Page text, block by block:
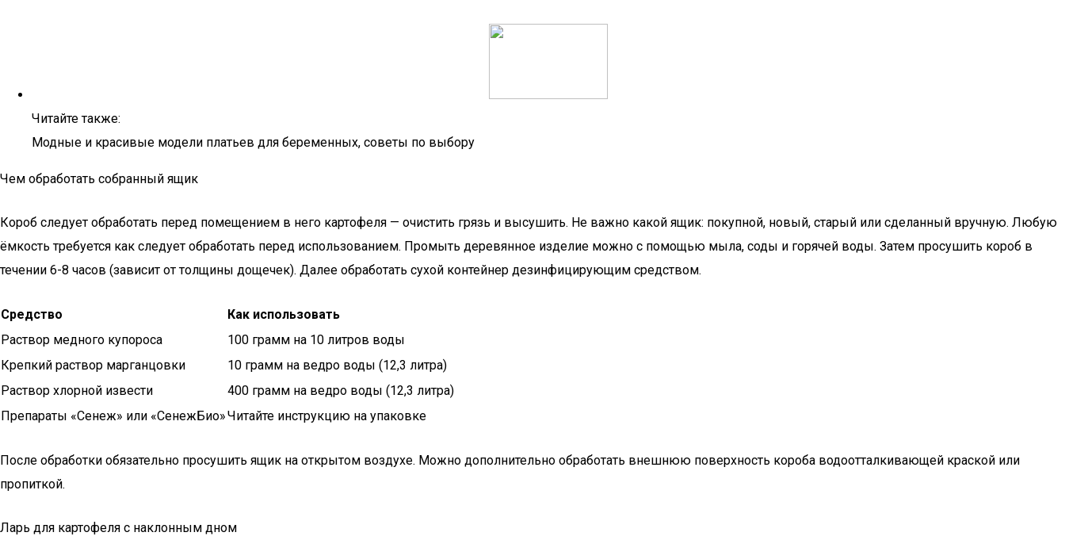
Читайте также:
Модные и красивые модели платьев для беременных, советы по выбору
Чем обработать собранный ящик
Короб следует обработать перед помещением в него картофеля — очистить грязь и высушить. Не важно какой ящик: покупной, новый, старый или сделанный вручную. Любую
ёмкость требуется как следует обработать перед использованием. Промыть деревянное изделие можно с помощью мыла, соды и горячей воды. Затем просушить короб в
течении 6-8 часов (зависит от толщины дощечек). Далее обработать сухой контейнер дезинфицирующим средством.
Средство
Как использовать
Раствор медного купороса
100 грамм на 10 литров воды
Крепкий раствор марганцовки
10 грамм на ведро воды (12,3 литра)
Раствор хлорной извести
400 грамм на ведро воды (12,3 литра)
Препараты «Сенеж» или «СенежБио»Читайте инструкцию на упаковке
После обработки обязательно просушить ящик на открытом воздухе. Можно дополнительно обработать внешнюю поверхность короба водоотталкивающей краской или
пропиткой.
Ларь для картофеля с наклонным дном